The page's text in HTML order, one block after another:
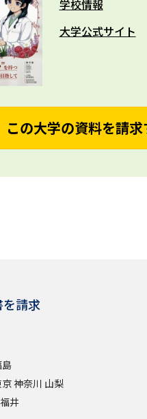
学校情報
大学公式サイト
この大学の資料を請求
請求
神奈川 山梨
福井